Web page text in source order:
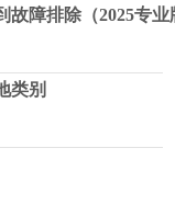
故障排除（2025专业
类别